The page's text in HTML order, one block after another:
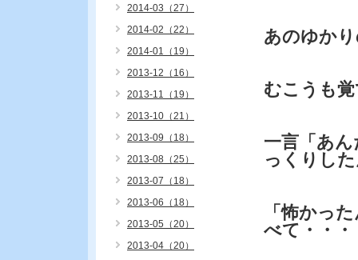
あのゆか
むこうも
一言「あ
っくりし
「怖かっ
べて・・・
2014-03（27）
2014-02（22）
2014-01（19）
2013-12（16）
2013-11（19）
2013-10（21）
2013-09（18）
2013-08（25）
2013-07（18）
2013-06（18）
2013-05（20）
2013-04（20）